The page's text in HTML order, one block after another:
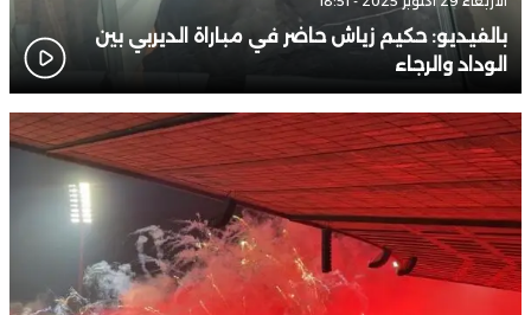
بالفيديو: حكيم زياش حاضر في مباراة الديربي بين
الوداد والرجاء